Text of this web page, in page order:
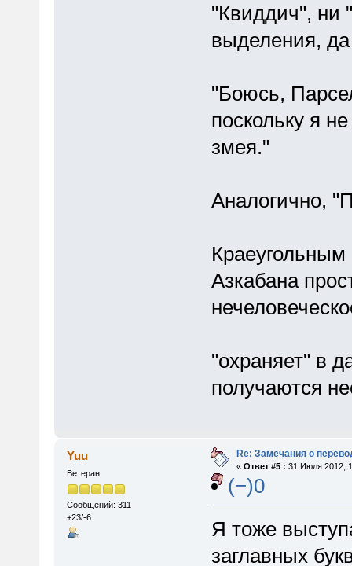
"Квиддич", ни
выделения,
"Боюсь,
поскольку я
змея."
Аналогично,
Азкабана
"охраняет" в
получаются
Yuu
Ветеран
Сообщений: 311
+23/-6
Re: Замечания о
« Ответ #5 : 31 Июля 2012,
(−)0
Я тоже
заглавных